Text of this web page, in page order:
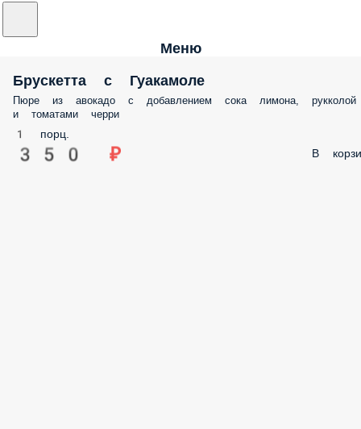
Меню
Брускетта с Гуакамоле
Пюре из авокадо с добавлением сока лимона, рукколой
и томатами черри
1 порц.
350 ₽ В